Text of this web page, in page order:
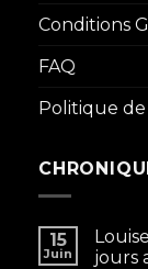
Conditions
FAQ
Politique de
15
Juin
jours